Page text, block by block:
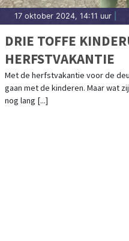
17 oktober 2024, 14:11 uur
DRIE TOFFE
HERFSTVAKANTIE
Met de herfstvakantie voor de
gaan met de kinderen. Maar wat
nog lang [...]